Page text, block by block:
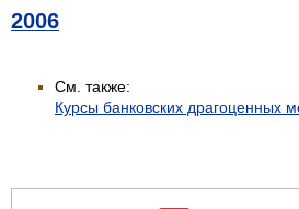
2006
См. также:
Курсы банковских драгоценных